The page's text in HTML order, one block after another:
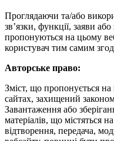
Проглядаючи та/або
зв’язки, функції, заяви
пропонуються на цьому
користувач тим самим
Авторське право:
Зміст, що пропонується на
сайтах, захищений
Завантаження або
матеріалів, що містяться
відтворення, передача,